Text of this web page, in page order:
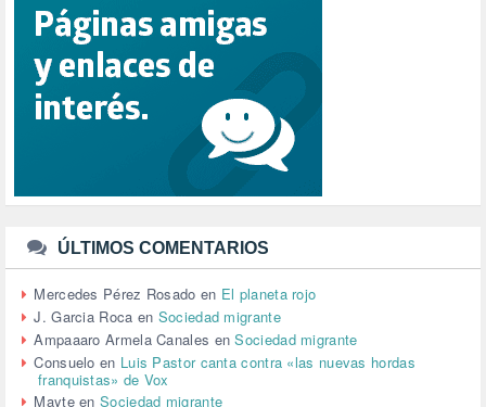
RELIGIÓN (114)
REPUBLICA (1)
SALUD (108)
SENSIBILIZACIÓN (576)
SINDICATOS (12)
TTIP (6)
URBANISMO (1)
URBANIZACIÓN (1)
VEJEZ (1)
VENEZUELA (3)
VENEZULA (1)
VIAJES (1)
VIOLENCIA (2)
ÚLTIMOS COMENTARIOS
Mercedes Pérez Rosado en El planeta rojo
J. Garcia Roca en Sociedad migrante
Ampaaaro Armela Canales enSociedad migrante
Consuelo en Luis Pastor canta contra «las nuevas hordas
franquistas» de Vox
MayteenSociedad migrante